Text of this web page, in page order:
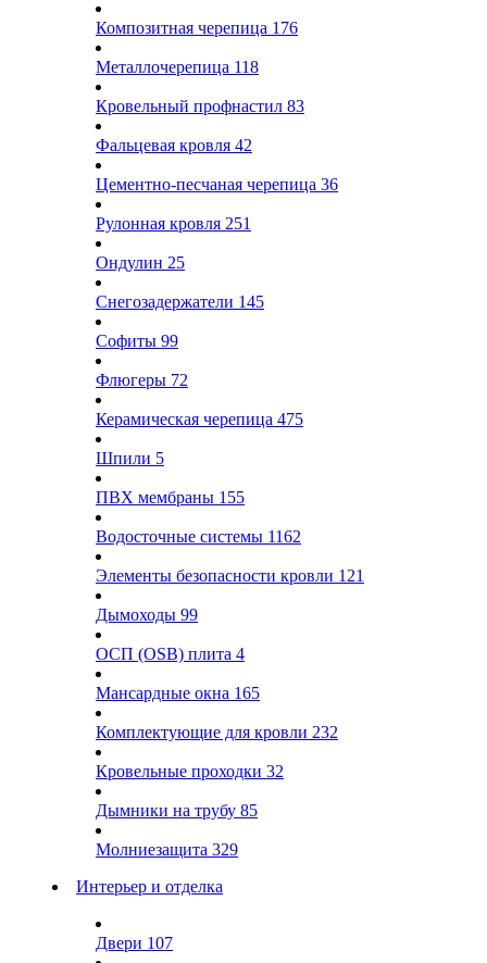
Композитная черепица 176
Металлочерепица 118
Кровельный профнастил 83
Фальцевая кровля 42
Цементно-песчаная черепица 36
Рулонная кровля 251
Ондулин 25
Снегозадержатели 145
Софиты 99
Флюгеры 72
Керамическая черепица 475
Шпили 5
ПВХ мембраны 155
Водосточные системы 1162
Элементы безопасности кровли 121
Дымоходы 99
ОСП (OSB) плита 4
Мансардные окна 165
Комплектующие для кровли 232
Кровельные проходки 32
Дымники на трубу 85
Молниезащита 329
Интерьер и отделка
Двери 107